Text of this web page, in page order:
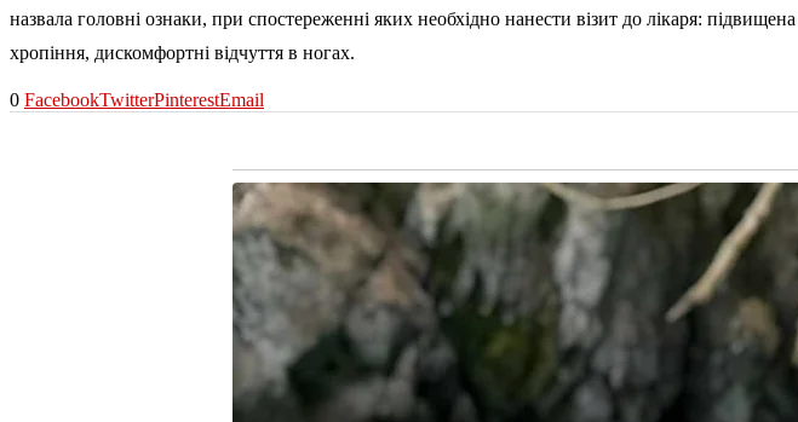
назвала головні ознаки, при спостереженні яких необхідно нанести візит до лікаря:
хропіння, дискомфортні відчуття в ногах.
0 FacebookTwitterPinterestEmail